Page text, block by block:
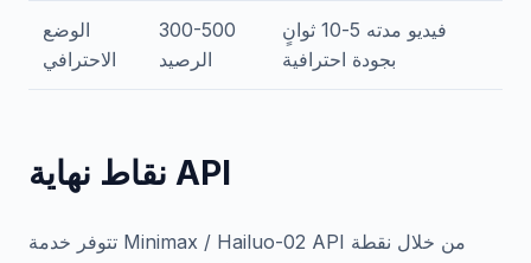
الوضع
الاحترافي
300-500
الرصيد
فيديو مدته 5-10 ثوانٍ
بجودة احترافية
نقاط نهاية API
تتوفر خدمة Minimax / Hailuo-02 API من خلال نقطة